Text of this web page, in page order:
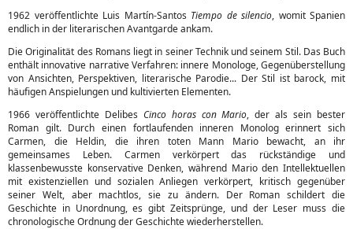
1962 veröffentlichte Luis Martín-Santos Tiempo de silencio, womit Spanien
endlich in der literarischen Avantgarde ankam.
Die Originalität des Romans liegt in seiner Technik und seinem Stil. Das Buch
enthält innovative narrative Verfahren: innere Monologe, Gegenüberstellung
von Ansichten, Perspektiven, literarische Parodie... Der Stil ist barock, mit
häufigen Anspielungen und kultivierten Elementen.
1966 veröffentlichte Delibes Cinco horas con Mario, der als sein bester
Roman gilt. Durch einen fortlaufenden inneren Monolog erinnert sich
Carmen, die Heldin, die ihren toten Mann Mario bewacht, an ihr
gemeinsames Leben. Carmen verkörpert das rückständige und
klassenbewusste konservative Denken, während Mario den Intellektuellen
mit existenziellen und sozialen Anliegen verkörpert, kritisch gegenüber
seiner Welt, aber machtlos, sie zu ändern. Der Roman schildert die
Geschichte in Unordnung, es gibt Zeitsprünge, und der Leser muss die
chronologische Ordnung der Geschichte wiederherstellen.